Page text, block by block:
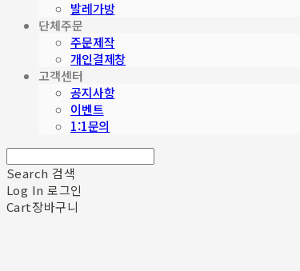
발레가방
단체주문
주문제작
개인결제창
고객센터
공지사항
이벤트
1:1문의
Search 검색
Log In 로그인
Cart장바구니